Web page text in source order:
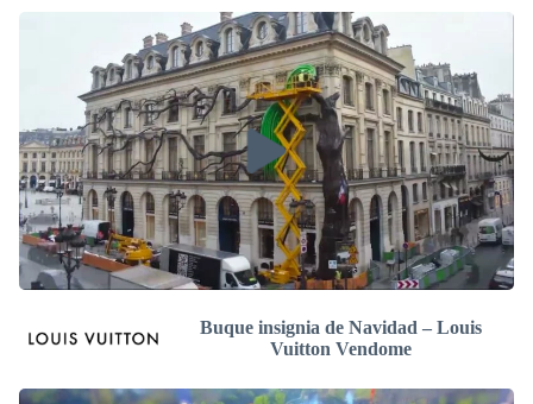
Buque insignia de Navidad – Louis
Vuitton Vendome